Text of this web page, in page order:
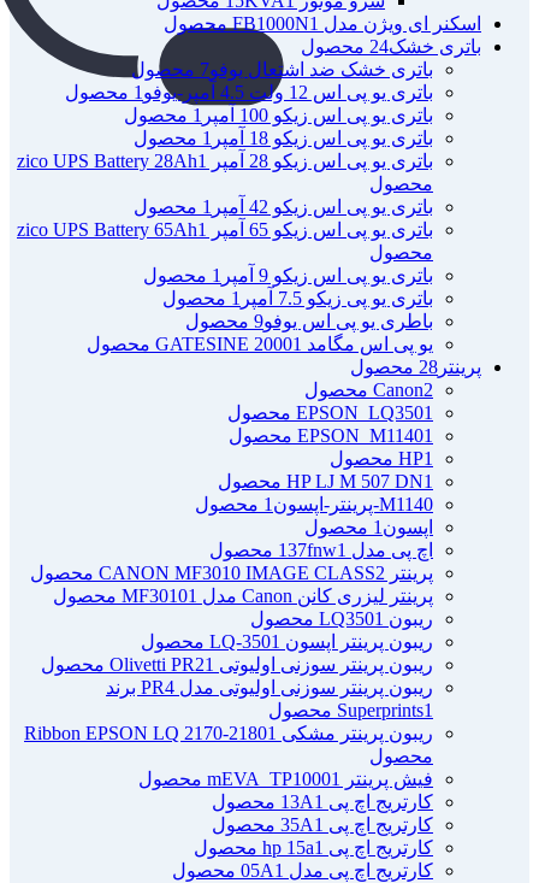
اسکنر ای ویژن مدل FB1000N 1 محصول
باتری خشک24 محصول
باتری خشک ضد اشتعال یوفو7 محصول
باتری یو پی اس 12 ولت 4.5 آمپر-یوفو
1 محصول
باتری یو پی اس زیکو 100 آمپر
1 محصول
باتری یو پی اس زیکو 18 آمپر
1 محصول
باتری یو پی اس زیکو 28 آمپر zico UPS Battery 28Ah
1
محصول
باتری یو پی اس زیکو 42 آمپر
1 محصول
باتری یو پی اس زیکو 65 آمپر zico UPS Battery 65Ah
1
محصول
باتری یو پی اس زیکو 9 آمپر
1 محصول
باتری یو پی زیکو 7.5 آمپر
1 محصول
باطری یو پی اس یوفو9 محصول
یو پی اس مگامد GATESINE 2000 1 محصول
پرینتر 28 محصول
Canon2 محصول
EPSON_LQ3501 محصول
EPSON_M11401 محصول
HP1 محصول
HP LJ M 507 DN1 محصول
M1140-پرینتر-اپسون
1 محصول
اپسون 1 محصول
اچ پی مدل 137fnw 1 محصول
پرینتر CANON MF3010 IMAGE CLASS 2 محصول
پرینتر لیزری کانن Canon مدل MF3010
1 محصول
ریبون LQ350 1 محصول
ریبون پرینتر اپسون LQ-350 1 محصول
ریبون پرینتر سوزنی اولیوتی Olivetti PR2 1 محصول
ریبون پرینتر سوزنی اولیوتی مدل PR4 برند
Superprints1 محصول
ریبون پرینتر مشکی Ribbon EPSON LQ 2170-2180 1
محصول
فیش پرینتر mEVA_TP1000
1 محصول
کارتریج اچ پی 13A 1 محصول
کارتریج اچ پی 35A 1 محصول
کارتریج اچ پی hp 15a 1 محصول
کارتریج اچ پی مدل 05A 1 محصول